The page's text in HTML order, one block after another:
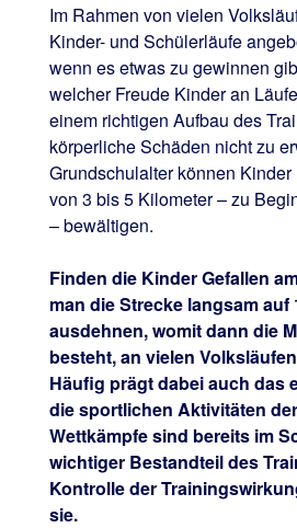
Im Rahmen von vielen
Kinder- und Schülerläufe
wenn es etwas zu gewinnen
welcher Freude Kinder an
einem richtigen Aufbau des
körperliche Schäden nicht zu
Grundschulalter können
von 3 bis 5 Kilometer – zu
– bewältigen.
Finden die Kinder Gefallen
man die Strecke langsam auf
ausdehnen, womit dann die
besteht, an vielen
Häufig prägt dabei auch das
die sportlichen Aktivitäten
Wettkämpfe sind bereits im
wichtiger Bestandteil des
Kontrolle der
sie.